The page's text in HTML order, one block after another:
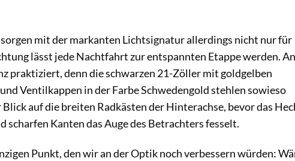
mit der markanten Lichtsignatur allerdings nicht nur für
lässt jede Nachtfahrt zur entspannten Etappe werden. An
praktiziert, denn die schwarzen 21-Zöller mit goldgelben
Ventilkappen in der Farbe Schwedengold stehlen sowieso
auf die breiten Radkästen der Hinterachse, bevor das
scharfen Kanten das Auge des Betrachters fesselt.
Punkt, den wir an der Optik noch verbessern würden: